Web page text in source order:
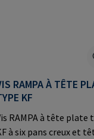
RAMPA À TÊTE
KF
RAMPA à tête plate
à six pans creux et